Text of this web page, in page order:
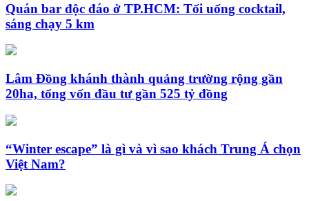
Quán bar độc đáo ở TP.HCM: Tối uống cocktail,
sáng chạy 5 km
Lâm Đồng khánh thành quảng trường rộng gần
20ha, tổng vốn đầu tư gần 525 tỷ đồng
“Winter escape” là gì và vì sao khách Trung Á chọn
Việt Nam?